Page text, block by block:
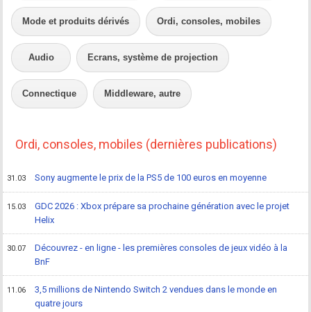
Mode et produits dérivés Ordi, consoles, mobiles
Audio Ecrans, système de projection
Connectique Middleware, autre
Ordi, consoles, mobiles (dernières publications)
31.03 Sony augmente le prix de la PS5 de 100 euros en moyenne
15.03
GDC 2026 : Xbox prépare sa prochaine génération avec le projet
Helix
30.07
Découvrez - en ligne - les premières consoles de jeux vidéo à la
BnF
11.06
3,5 millions de Nintendo Switch 2 vendues dans le monde en
quatre jours